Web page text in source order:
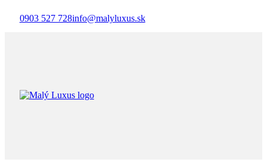
0903 527 728info@malyluxus.sk